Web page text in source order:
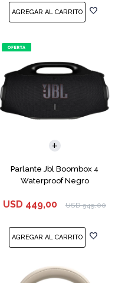
Parlante Jbl Boombox 4
Waterproof Negro
USD 449,00 USD 549,00